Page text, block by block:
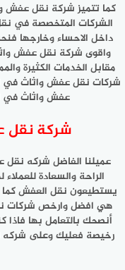
كما تتميز شركة نقل عفش
الشركات المتخصصة في
داخل الاحساء وخارجها
واقوى شركة نقل عفش
مقابل الخدمات الكثيرة
شركات نقل عفش واثاث في
عفش واثاث في
شركة نقل
عميلنا الفاضل شركه
الراحة والسعادة
يستطيعون نقل العفش كما
هي افضل وارخص شركات
أنصحك بالتعامل بها
رخيصة فعليك وعلى